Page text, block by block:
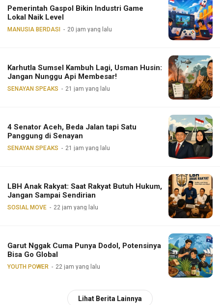
Pemerintah Gaspol Bikin Industri Game
Lokal Naik Level
MANUSIA BERDASI 20 jam yang lalu
Karhutla Sumsel Kambuh Lagi, Usman Husin:
Jangan Nunggu Api Membesar!
SENAYAN SPEAKS 21 jam yang lalu
4 Senator Aceh, Beda Jalan tapi Satu
Panggung di Senayan
SENAYAN SPEAKS 21 jam yang lalu
LBH Anak Rakyat: Saat Rakyat Butuh Hukum,
Jangan Sampai Sendirian
SOSIAL MOVE 22 jam yang lalu
Garut Nggak Cuma Punya Dodol, Potensinya
Bisa Go Global
YOUTH POWER 22 jam yang lalu
Lihat Berita Lainnya